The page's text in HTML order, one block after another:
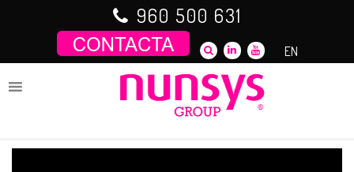
960 500 631
EN